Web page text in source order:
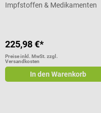
Impfstoffen & Medikamenten
225,98 €*
Preise inkl. MwSt. zzgl.
Versandkosten
In den Warenkorb